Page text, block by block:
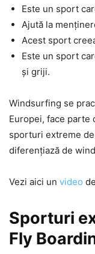
Este un sport
Ajută la
Acest sport
Este un sport
și griji.
Windsurfing se
Europei, face parte
sporturi extreme
diferențiază de
Vezi aici un video
Sporturi
Fly